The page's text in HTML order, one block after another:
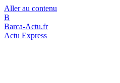
Aller au contenu
B
Barca-Actu.fr
Actu Express